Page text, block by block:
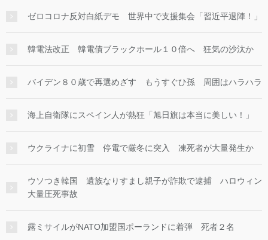
ゼロコロナ反対白紙デモ 世界中で支援集会「習近平退陣！」
韓電法改正 韓電債ブラックホール１０倍へ 狂気の沙汰か
バイデン８０歳で再選めざす もうすぐひ孫 周囲はハラハラ
海上自衛隊にスペイン人が熱狂「旭日旗は本当に美しい！」
ウクライナに初雪 停電で厳冬に突入 凍死者が大量発生か
ウソつき韓国 遺族なりすまし親子が詐欺で逮捕 ハロウィン
大量圧死事故
露ミサイルがNATO加盟国ポーランドに着弾 死者２名